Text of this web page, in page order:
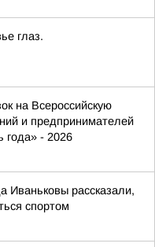
глаз.
на Всероссийскую
и предпринимателей
года» - 2026
Иваньковы рассказали,
спортом